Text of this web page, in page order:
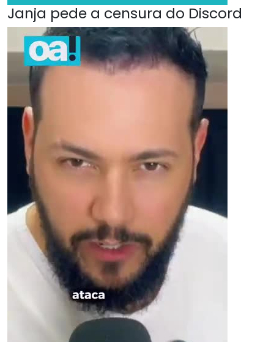
Janja pede a censura do Discord